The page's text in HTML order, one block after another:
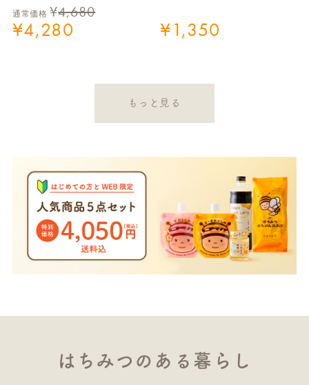
通常価格 ¥4,680
¥4,280 ¥1,350
もっと見る
はちみつのある暮らし